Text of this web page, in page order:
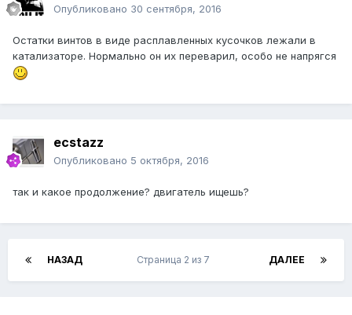
Опубликовано 30 сентября, 2016
Остатки винтов в виде расплавленных кусочков лежали в
катализаторе. Нормально он их переварил, особо не напрягся
ecstazz
Опубликовано 5 октября, 2016
так и какое продолжение? двигатель ищешь?
НАЗАД ДАЛЕЕ
Страница 2 из 7